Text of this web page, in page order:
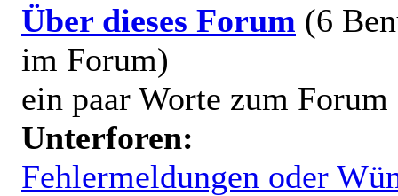
Über dieses Forum (6
im Forum)
ein paar Worte zum Forum
Unterforen:
Fehlermeldungen oder